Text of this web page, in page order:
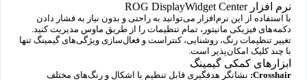
نرم افزار ROG DisplayWidget Center
با استفاده از این نرم‌افزار می‌توانید به راحتی و بدون نیاز به فشار دادن
دکمه‌های فیزیکی مانیتور، تمام تنظیمات را از طریق ماوس مدیریت کنید.
تغییر تنظیمات رنگ، روشنایی، کنتراست و فعال‌سازی ویژگی‌های گیمینگ تنها
با چند کلیک امکان‌پذیر است.
ابزارهای کمکی گیمینگ
Crosshair: نشانگر هدفگیری قابل تنظیم با اشکال و رنگ‌های مختلف